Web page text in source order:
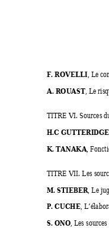
F. ROVELLI, Le
A. ROUAST, Le
TITRE VI. Sources
H.C GUTTERIDGE
K. TANAKA,
TITRE VII. Les
M. STIEBER, Le
P. CUCHE,
S. ONO, Les